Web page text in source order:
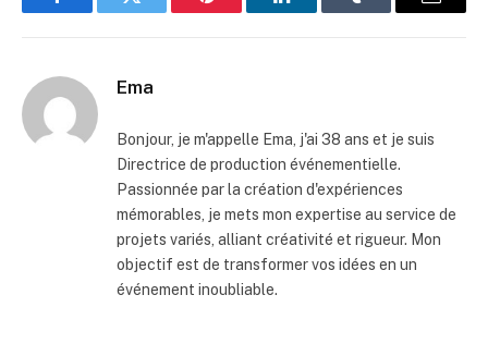
FacebookTwitter Pinterest LinkedInTumblr Email
Ema
Bonjour, je m'appelle Ema, j'ai 38 ans et je suis
Directrice de production événementielle.
Passionnée par la création d'expériences
mémorables, je mets mon expertise au service de
projets variés, alliant créativité et rigueur. Mon
objectif est de transformer vos idées en un
événement inoubliable.